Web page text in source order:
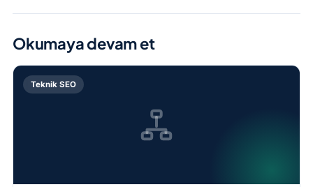
Okumaya devam et
Teknik SEO